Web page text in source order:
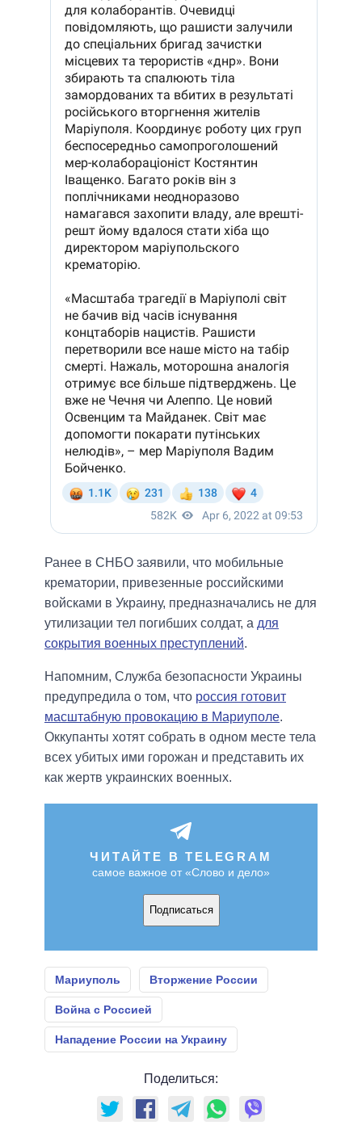
Ранее в СНБО заявили, что мобильные
крематории, привезенные российскими
войсками в Украину, предназначались не для
утилизации тел погибших солдат, а для
сокрытия военных преступлений.
Напомним, Служба безопасности Украины
предупредила о том, что россия готовит
масштабную провокацию в Мариуполе.
Оккупанты хотят собрать в одном месте тела
всех убитых ими горожан и представить их
как жертв украинских военных.
ЧИТАЙТЕ В TELEGRAM
самое важное от «Слово и дело»
Подписаться
Мариуполь Вторжение России
Война с Россией
Нападение России на Украину
Поделиться: